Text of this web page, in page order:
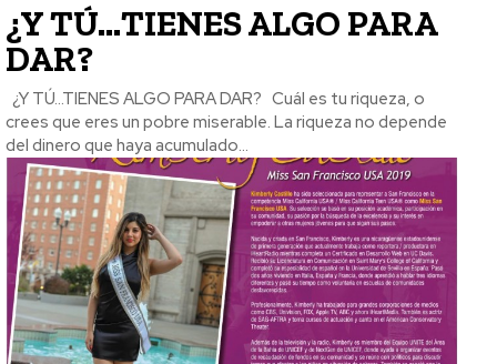
¿Y TÚ…TIENES ALGO PARA
DAR?
crees que eres un pobre miserable. La riqueza no depende
del dinero que haya acumulado...